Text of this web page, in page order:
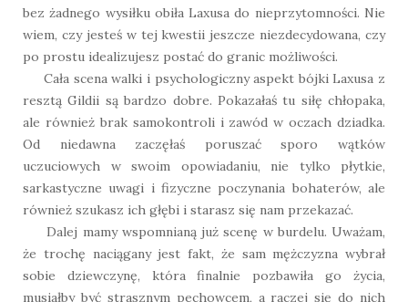
bez żadnego wysiłku obiła Laxusa do nieprzytomności. Nie
wiem, czy jesteś w tej kwestii jeszcze niezdecydowana, czy
po prostu idealizujesz postać do granic możliwości.
Cała scena walki i psychologiczny aspekt bójki Laxusa z
resztą Gildii są bardzo dobre. Pokazałaś tu siłę chłopaka,
ale również brak samokontroli i zawód w oczach dziadka.
Od niedawna zaczęłaś poruszać sporo wątków
uczuciowych w swoim opowiadaniu, nie tylko płytkie,
sarkastyczne uwagi i fizyczne poczynania bohaterów, ale
również szukasz ich głębi i starasz się nam przekazać.
Dalej mamy wspomnianą już scenę w burdelu. Uważam,
że trochę naciągany jest fakt, że sam mężczyzna wybrał
sobie dziewczynę, która finalnie pozbawiła go życia,
musiałby być strasznym pechowcem, a raczej się do nich